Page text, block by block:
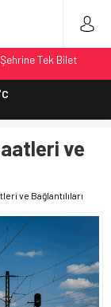
Tek Bilet
Tren Seferleri
Kalıcı
Sol Tüneli
GBR Anglia
ve
ve Bağlantılıları